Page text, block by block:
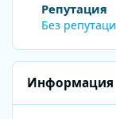
Репутация
Без
Информация